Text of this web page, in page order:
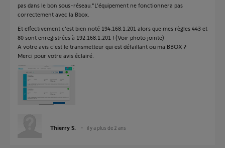
pas dans le bon sous-réseau."L’équipement ne fonctionnera pas
correctement avec la Bbox.
Et effectivement c’est bien noté 194.168.1.201 alors que mes règles 443 et
80 sont enregistrées à 192.168.1.201 ! (Voir photo jointe)
A votre avis c’est le transmetteur qui est défaillant ou ma BBOX ?
Merci pour votre avis éclairé.
Thierry S. il y a plus de 2 ans